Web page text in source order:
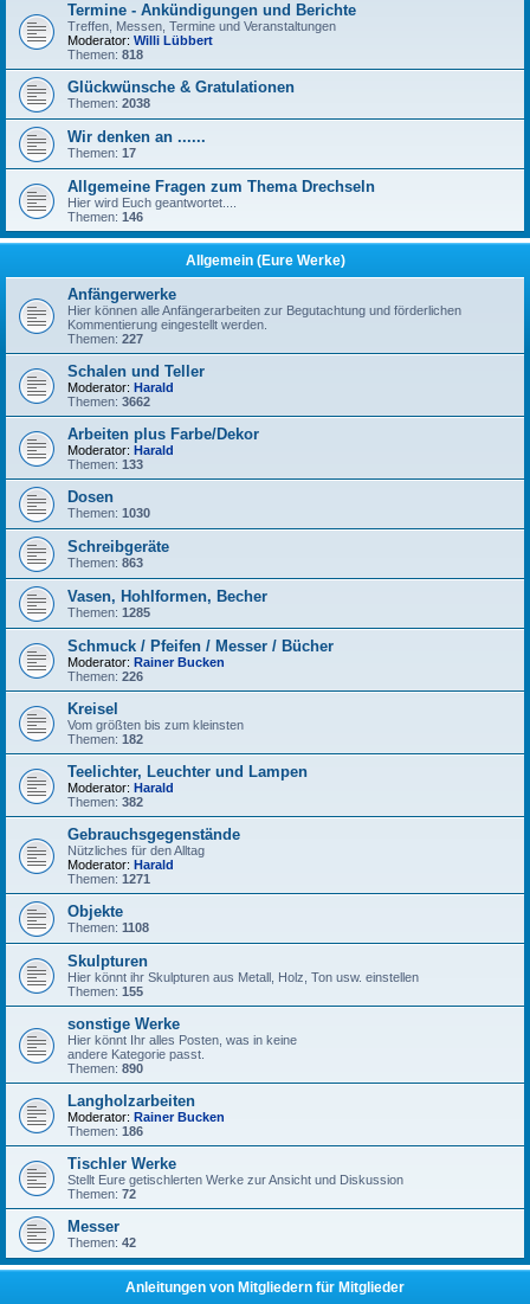
Termine - Ankündigungen und Berichte
Treffen, Messen, Termine und Veranstaltungen
Moderator: Willi Lübbert
Themen: 818
Glückwünsche & Gratulationen
Themen: 2038
Wir denken an ......
Themen: 17
Allgemeine Fragen zum Thema Drechseln
Hier wird Euch geantwortet....
Themen: 146
Allgemein (Eure Werke)
Anfängerwerke
Hier können alle Anfängerarbeiten zur Begutachtung und förderlichen
Kommentierung eingestellt werden.
Themen: 227
Schalen und Teller
Moderator: Harald
Themen: 3662
Arbeiten plus Farbe/Dekor
Moderator: Harald
Themen: 133
Dosen
Themen: 1030
Schreibgeräte
Themen: 863
Vasen, Hohlformen, Becher
Themen: 1285
Schmuck / Pfeifen / Messer / Bücher
Moderator: Rainer Bucken
Themen: 226
Kreisel
Vom größten bis zum kleinsten
Themen: 182
Teelichter, Leuchter und Lampen
Moderator: Harald
Themen: 382
Gebrauchsgegenstände
Nützliches für den Alltag
Moderator: Harald
Themen: 1271
Objekte
Themen: 1108
Skulpturen
Hier könnt ihr Skulpturen aus Metall, Holz, Ton usw. einstellen
Themen: 155
sonstige Werke
Hier könnt Ihr alles Posten, was in keine
andere Kategorie passt.
Themen: 890
Langholzarbeiten
Moderator: Rainer Bucken
Themen: 186
Tischler Werke
Stellt Eure getischlerten Werke zur Ansicht und Diskussion
Themen: 72
Messer
Themen: 42
Anleitungen von Mitgliedern für Mitglieder